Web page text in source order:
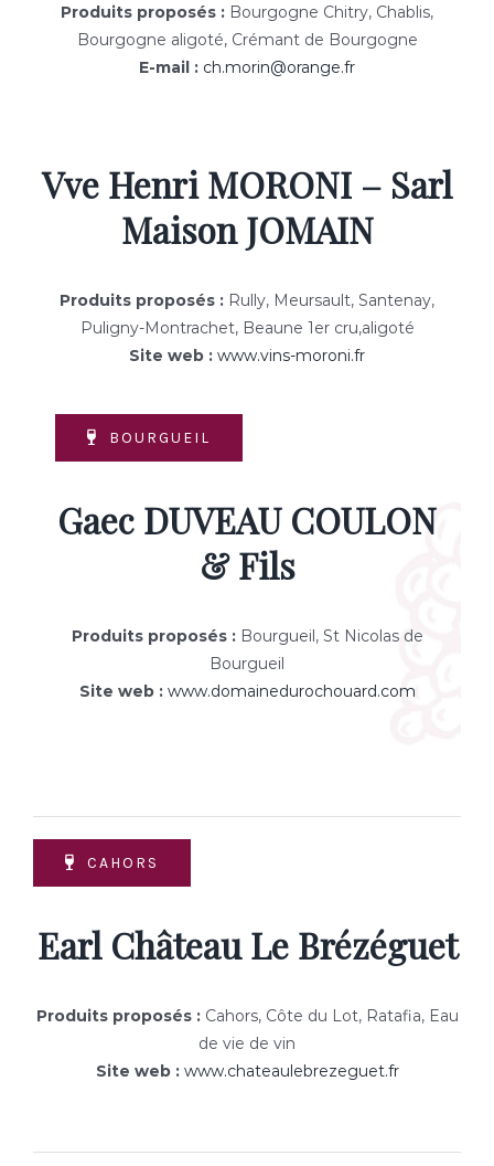
Produits proposés : Bourgogne Chitry, Chablis,
Bourgogne aligoté, Crémant de Bourgogne
E-mail : ch.morin@orange.fr
Vve Henri MORONI – Sarl
Maison JOMAIN
Produits proposés : Rully, Meursault, Santenay,
Puligny-Montrachet, Beaune 1er cru,aligoté
Site web : www.vins-moroni.fr
BOURGUEIL
Gaec DUVEAU COULON
& Fils
Produits proposés :Bourgueil, St Nicolas de
Bourgueil
Site web : www.domainedurochouard.com
CAHORS
Earl Château Le Brézéguet
Produits proposés :Cahors, Côte du Lot, Ratafia, Eau
de vie de vin
Site web : www.chateaulebrezeguet.fr